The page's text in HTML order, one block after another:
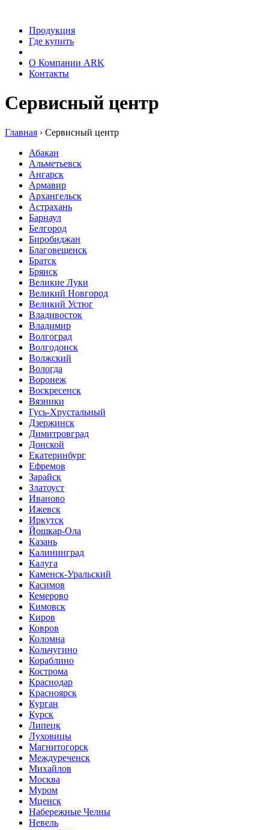
Продукция
Где купить
О Компании ARK
Контакты
Сервисный центр
Главная › Сервисный центр
Абакан
Альметьевск
Ангарск
Армавир
Архангельск
Астрахань
Барнаул
Белгород
Биробиджан
Благовещенск
Братск
Брянск
Великие Луки
Великий Новгород
Великий Устюг
Владивосток
Владимир
Волгоград
Волгодонск
Волжский
Вологда
Воронеж
Воскресенск
Вязники
Гусь-Хрустальный
Дзержинск
Димитровград
Донской
Екатеринбург
Ефремов
Зарайск
Златоуст
Иваново
Ижевск
Иркутск
Йошкар-Ола
Казань
Калининград
Калуга
Каменск-Уральский
Касимов
Кемерово
Кимовск
Киров
Ковров
Коломна
Кольчугино
Кораблино
Кострома
Краснодар
Красноярск
Курган
Курск
Липецк
Луховицы
Магнитогорск
Междуреченск
Михайлов
Москва
Муром
Мценск
Набережные Челны
Невель